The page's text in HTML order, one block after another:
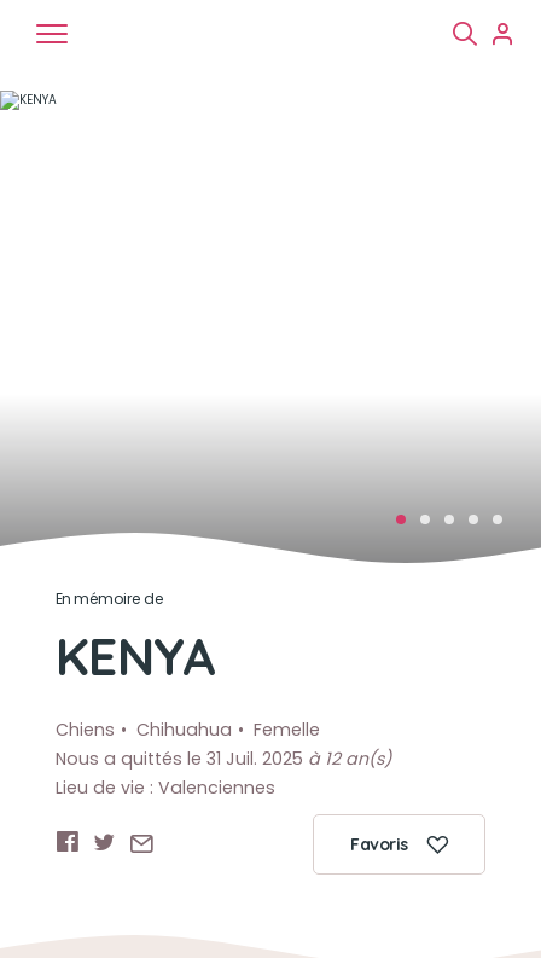
En mémoire de
KENYA
Chiens Chihuahua
Femelle
Nous a quittés le 31 Juil. 2025 à 12 an(s)
Lieu de vie : Valenciennes
Favoris